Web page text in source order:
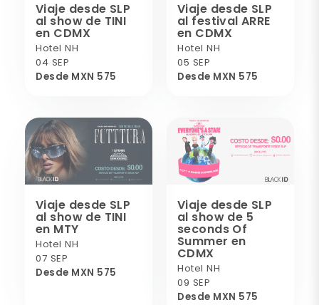
Viaje desde SLP
al show de TINI
en CDMX
Hotel NH
04 SEP
Desde MXN 575
Viaje desde SLP
al festival ARRE
en CDMX
Hotel NH
05 SEP
Desde MXN 575
Viaje desde SLP
al show de TINI
en MTY
Hotel NH
07 SEP
Desde MXN 575
Viaje desde SLP
al show de 5
seconds Of
Summer en
CDMX
Hotel NH
09 SEP
Desde MXN 575